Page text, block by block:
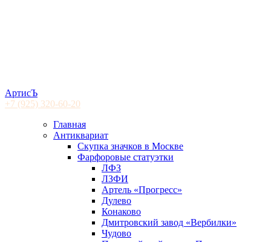
АртисЪ
+7 (925) 320-60-20
Главная
Антиквариат
Скупка значков в Москве
Фарфоровые статуэтки
ЛФЗ
ЛЗФИ
Артель «Прогресс»
Дулево
Конаково
Дмитровский завод «Вербилки»
Чудово